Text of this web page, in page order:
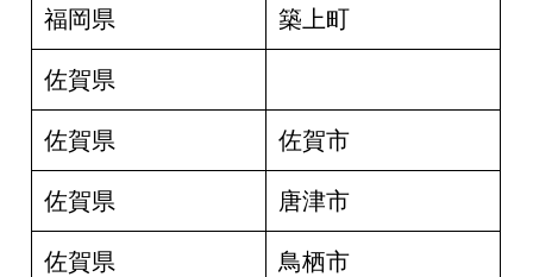
福岡県 築上町
佐賀県
佐賀県 佐賀市
佐賀県 唐津市
佐賀県 鳥栖市